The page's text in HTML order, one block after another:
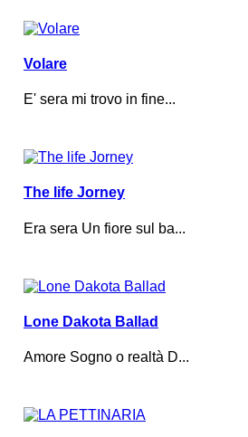
Volare
E' sera mi trovo in fine...
The life Jorney
Era sera Un fiore sul ba...
Lone Dakota Ballad
Amore Sogno o realtà D...